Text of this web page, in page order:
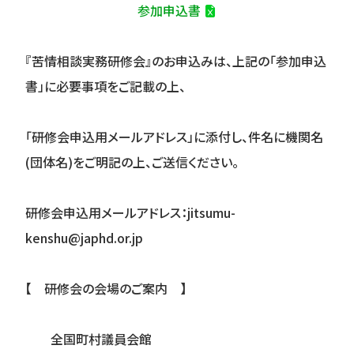
参加申込書
『苦情相談実務研修会』のお申込みは、上記の「参加申込
書」に必要事項をご記載の上、
「研修会申込用メールアドレス」に添付し、件名に機関名
(団体名)をご明記の上、ご送信ください。
研修会申込用メールアドレス：jitsumu-
kenshu@japhd.or.jp
【 研修会の会場のご案内 】
全国町村議員会館